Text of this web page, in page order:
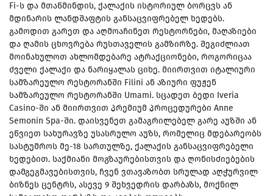
Fi-ს და მთაწმინდის, ქალაქის ისტორიულ ბორცვს ან
მდინარის ლანდშაფტის განსაცვიფრებელ ხედებს.
გამოდით გარეთ და აღმოაჩინეთ რესტორნები, მაღაზიები
და ღამის ცხოვრება რუსთაველის გამზირზე. შეგიძლიათ
მოინახულოთ ახლომდებარე ატრაქციონები, როგორიცაა
ძველი ქალაქი და ნარიყალას ციხე. მიირთვით იტალიური
სამზარეულო რესტორანში Filini ან აზიური ფუჟენ
სამზარეულო რესტორანში Umami. სცადეთ ბედი Iveria
Casino-ში ან მიირთვით პრემიუმ პროცედურები Anne
Semonin Spa-ში. დაისვენეთ გამაგრილებელ გარე აუზში ან
ეწვიეთ სახურავზე უსასრულო აუზს, რომელიც მდებარეობს
სასტუმროს მე-18 სართულზე, ქალაქის განსაცვიფრებელი
ხედებით. საქმიანი მოგზაურებისთვის და ღონისძიებების
დამგეგმავებისთვის, ჩვენ ვთავაზობთ სრულად აღჭურვილ
ბიზნეს ცენტრს, ასევე 9 შეხვედრის დარბაზს, მოქნილ